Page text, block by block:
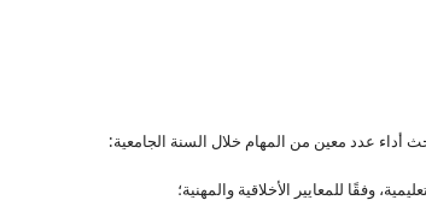
أداء عدد معين من المهام خلال السنة الجامعية:
وفقًا للمعايير الأخلاقية والمهنية؛